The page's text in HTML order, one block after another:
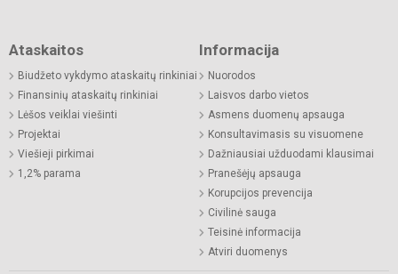
Ataskaitos
Biudžeto vykdymo ataskaitų rinkiniai
Finansinių ataskaitų rinkiniai
Lėšos veiklai viešinti
Projektai
Viešieji pirkimai
1,2% parama
Informacija
Nuorodos
Laisvos darbo vietos
Asmens duomenų apsauga
Konsultavimasis su visuomene
Dažniausiai užduodami klausimai
Pranešėjų apsauga
Korupcijos prevencija
Civilinė sauga
Teisinė informacija
Atviri duomenys